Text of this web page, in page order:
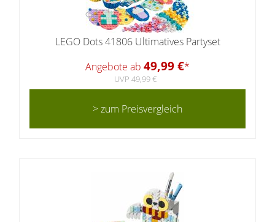
LEGO Dots 41806 Ultimatives Partyset
Angebote ab 49,99 €*
UVP 49,99 €
> zum Preisvergleich